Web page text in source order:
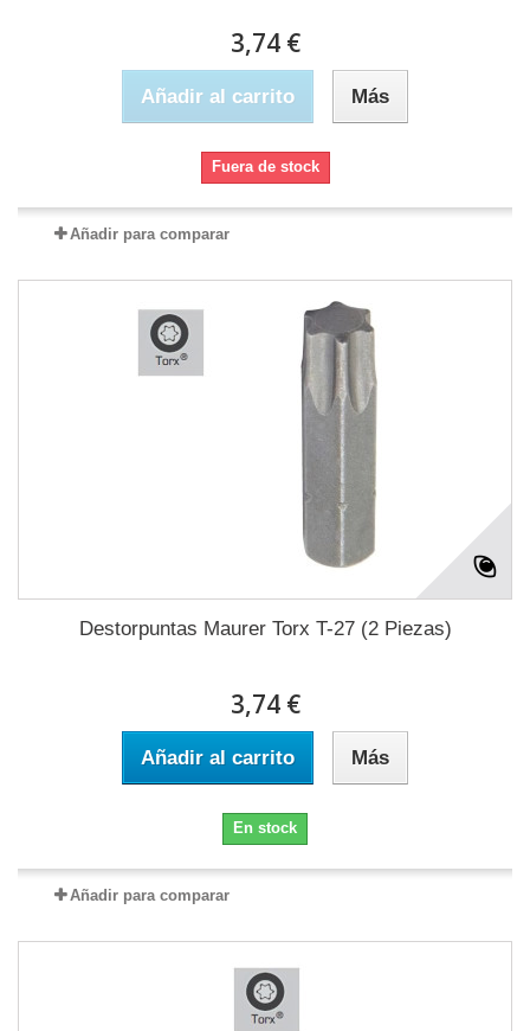
3,74 €
Añadir al carrito Más
Fuera de stock
Añadir para comparar
Destorpuntas Maurer Torx T-27 (2 Piezas)
3,74 €
Añadir al carrito Más
En stock
Añadir para comparar